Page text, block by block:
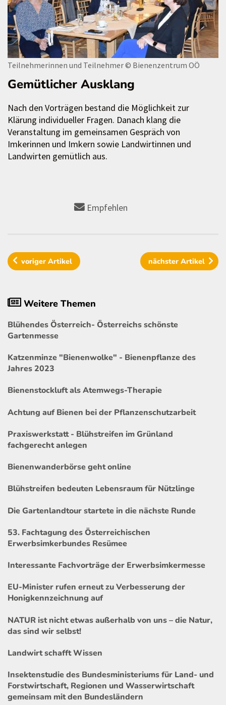
Teilnehmerinnen und Teilnehmer© Bienenzentrum OÖ
Gemütlicher Ausklang
Nach den Vorträgen bestand die Möglichkeit zur
Klärung individueller Fragen. Danach klang die
Veranstaltung im gemeinsamen Gespräch von
Imkerinnen und Imkern sowie Landwirtinnen und
Landwirten gemütlich aus.
Empfehlen
vorigerArtikel nächster Artikel
Weitere Themen
Blühendes Österreich- Österreichs schönste
Gartenmesse
Katzenminze "Bienenwolke" - Bienenpflanze des
Jahres 2023
Bienenstockluft als Atemwegs-Therapie
Achtung auf Bienen bei der Pflanzenschutzarbeit
Praxiswerkstatt - Blühstreifen im Grünland
fachgerecht anlegen
Bienenwanderbörse geht online
Blühstreifen bedeuten Lebensraum für Nützlinge
Die Gartenlandtour startete in die nächste Runde
53. Fachtagung des Österreichischen
Erwerbsimkerbundes Resümee
Interessante Fachvorträge der Erwerbsimkermesse
EU-Minister rufen erneut zu Verbesserung der
Honigkennzeichnung auf
NATUR ist nicht etwas außerhalb von uns – die Natur,
das sind wir selbst!
Landwirt schafft Wissen
Insektenstudie des Bundesministeriums für Land- und
Forstwirtschaft, Regionen und Wasserwirtschaft
gemeinsam mit den Bundesländern